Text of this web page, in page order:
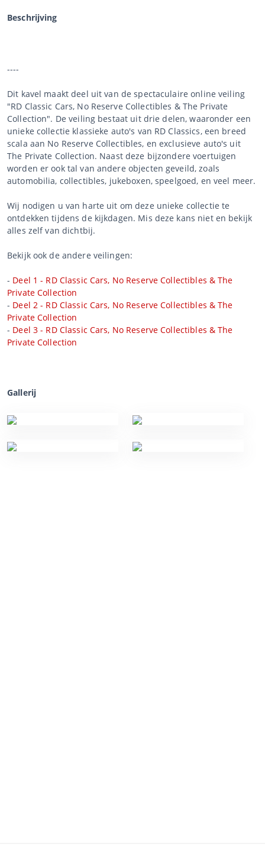
Beschrijving
----
Dit kavel maakt deel uit van de spectaculaire online veiling
"RD Classic Cars, No Reserve Collectibles & The Private
Collection". De veiling bestaat uit drie delen, waaronder een
unieke collectie klassieke auto's van RD Classics, een breed
scala aan No Reserve Collectibles, en exclusieve auto's uit
The Private Collection. Naast deze bijzondere voertuigen
worden er ook tal van andere objecten geveild, zoals
automobilia, collectibles, jukeboxen, speelgoed, en veel meer.
Wij nodigen u van harte uit om deze unieke collectie te
ontdekken tijdens de kijkdagen. Mis deze kans niet en bekijk
alles zelf van dichtbij.
Bekijk ook de andere veilingen:
- Deel 1 - RD Classic Cars, No Reserve Collectibles & The
Private Collection
- Deel 2 - RD Classic Cars, No Reserve Collectibles & The
Private Collection
- Deel 3 - RD Classic Cars, No Reserve Collectibles & The
Private Collection
Gallerij